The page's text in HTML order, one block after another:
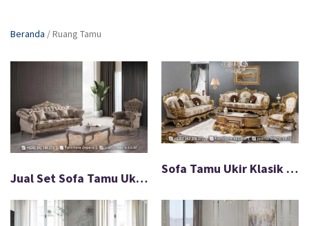
Beranda / Ruang Tamu
Jual Set Sofa Tamu Ukir Mewah Warna Mocca FS1524
Sofa Tamu Ukir Klasik Gaya Mewah Eropa FS1523